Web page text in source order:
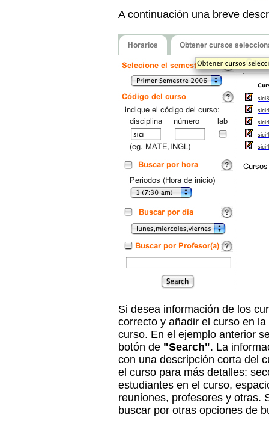
A continuación una breve
Si desea información de los
correcto y añadir el curso en
curso. En el ejemplo anterior
botón de "Search". La
con una descripción corta del
el curso para más detalles:
estudiantes en el curso,
reuniones, profesores y otras.
buscar por otras opciones de